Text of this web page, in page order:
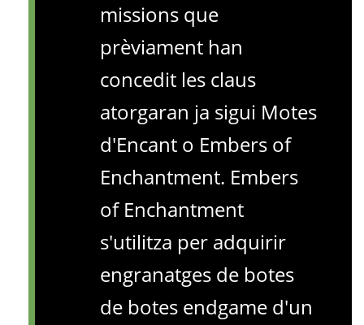
missions que
prèviament han
concedit les claus
atorgaran ja sigui Motes
d'Encant o Embers of
Enchantment. Embers
of Enchantment
s'utilitza per adquirir
engranatges de botes
de botes endgame d'un